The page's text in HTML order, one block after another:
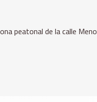
peatonal de la calle